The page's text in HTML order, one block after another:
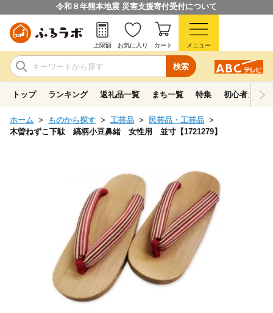
令和８年熊本地震 災害支援寄付受付について
検索
上限額 お気に入り カート メニュー
トップ ランキング 返礼品一覧 まち一覧 特集 初心者ガイド
ホーム ものから探す 工芸品
民芸品・工芸品
木曽ねずこ下駄 縞柄小豆鼻緒 女性用 並寸【1721279】